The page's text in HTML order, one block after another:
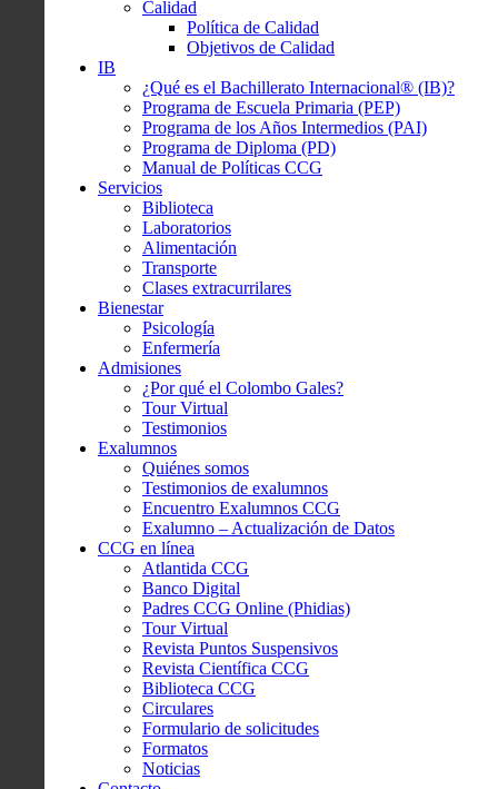
Calidad
Política de Calidad
Objetivos de Calidad
IB
¿Qué es el Bachillerato Internacional® (IB)?
Programa de Escuela Primaria (PEP)
Programa de los Años Intermedios (PAI)
Programa de Diploma (PD)
Manual de Políticas CCG
Servicios
Biblioteca
Laboratorios
Alimentación
Transporte
Clases extracurrilares
Bienestar
Psicología
Enfermería
Admisiones
¿Por qué el Colombo Gales?
Tour Virtual
Testimonios
Exalumnos
Quiénes somos
Testimonios de exalumnos
Encuentro Exalumnos CCG
Exalumno – Actualización de Datos
CCG en línea
Atlantida CCG
Banco Digital
Padres CCG Online (Phidias)
Tour Virtual
Revista Puntos Suspensivos
Revista Científica CCG
Biblioteca CCG
Circulares
Formulario de solicitudes
Formatos
Noticias